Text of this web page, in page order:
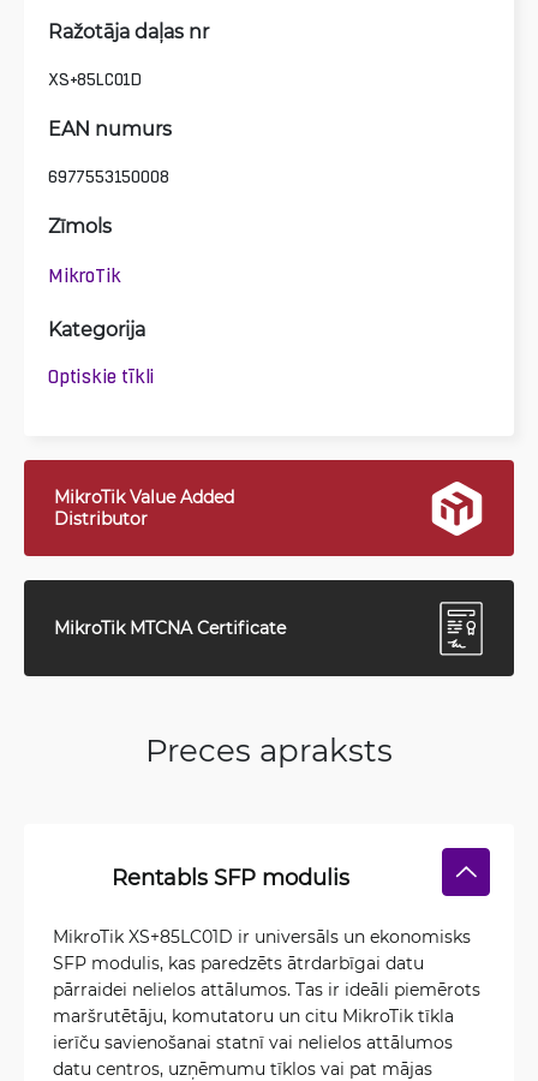
Ražotāja daļas nr
XS+85LC01D
EAN numurs
6977553150008
Zīmols
MikroTik
Kategorija
Optiskie tīkli
MikroTik Value Added
Distributor
MikroTik MTCNA Certificate
Preces apraksts
Rentabls SFP modulis
MikroTik XS+85LC01D ir universāls un ekonomisks
SFP modulis, kas paredzēts ātrdarbīgai datu
pārraidei nelielos attālumos. Tas ir ideāli piemērots
maršrutētāju, komutatoru un citu MikroTik tīkla
ierīču savienošanai statnī vai nelielos attālumos
datu centros, uzņēmumu tīklos vai pat mājas